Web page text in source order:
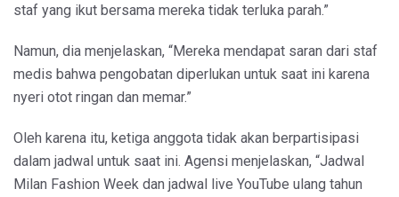
staf yang ikut bersama mereka tidak terluka parah.”
Namun, dia menjelaskan, “Mereka mendapat saran dari staf
medis bahwa pengobatan diperlukan untuk saat ini karena
nyeri otot ringan dan memar.”
Oleh karena itu, ketiga anggota tidak akan berpartisipasi
dalam jadwal untuk saat ini. Agensi menjelaskan, “Jadwal
Milan Fashion Week dan jadwal live YouTube ulang tahun